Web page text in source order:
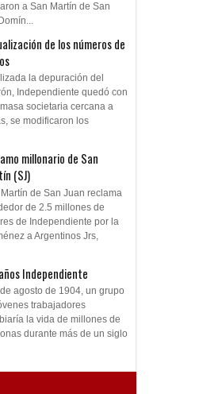
a San Martín de San
de los números de
la depuración del
Independiente quedó con
societaria cercana a
se modificaron los
millonario de San
(SJ)
de San Juan reclama
de 2.5 millones de
de Independiente por la
a Argentinos Jrs,
Independiente
agosto de 1904, un grupo
trabajadores
la vida de millones de
durante más de un siglo